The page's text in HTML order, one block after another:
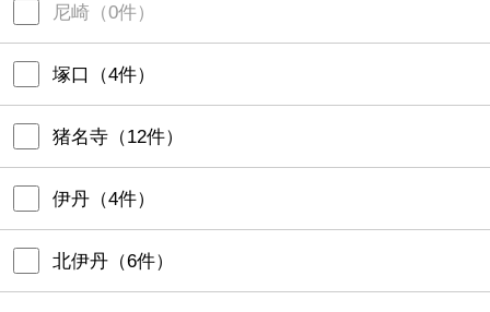
尼崎 （0件）
塚口 （4件）
猪名寺（12件）
伊丹（4件）
北伊丹（6件）